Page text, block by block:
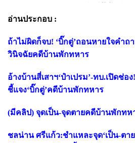
อ่านประกอบ :
ถ้าไม่ผิดก็จบ! ‘บิ๊กตู่’ถอนหายใจคำ
วินิจฉัยคดีบ้านพักทหาร
อ้างบ้านสี่เสาฯ‘ป๋าเปรม’-ทบ.เปิดช่อ
ชี้แจง‘บิ๊กตู่’คดีบ้านพักทหาร
(มีคลิป) จุดเป็น-จุดตายคดีบ้านพักท
ชลน่าน ศรีแก้ว:ชำแหละจุด‘เป็น-ตา